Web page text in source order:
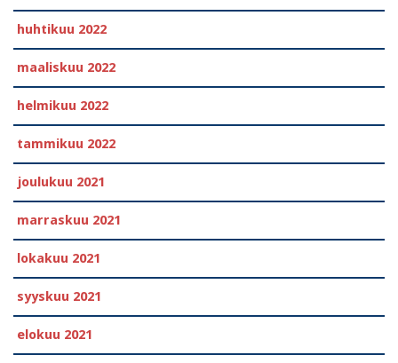
huhtikuu 2022
maaliskuu 2022
helmikuu 2022
tammikuu 2022
joulukuu 2021
marraskuu 2021
lokakuu 2021
syyskuu 2021
elokuu 2021